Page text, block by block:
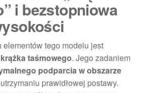
i bezstopniowa
tego modelu jest
taśmowego. Jego zadaniem
podparcia w obszarze
prawidłowej postawy.